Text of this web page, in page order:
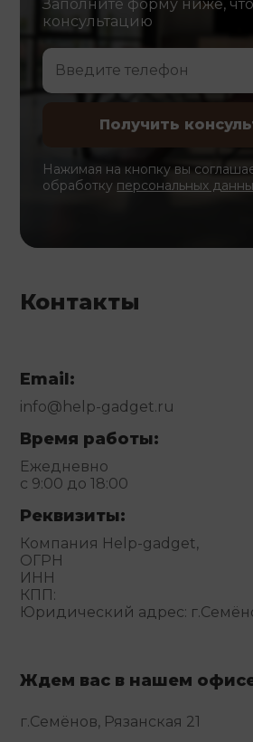
Заполните форму ниже,
консультацию
Нажимая на кнопку вы
обработку персональных
Контакты
Email:
info@help-gadget.ru
Время работы:
Ежедневно
с 9:00 до 18:00
Реквизиты:
Компания Help-gadget,
ОГРН
ИНН
КПП:
Юридический адрес:
Ждем вас в нашем
г.Семёнов, Рязанская 21